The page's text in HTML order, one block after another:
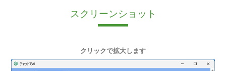
スクリーンショット
クリックで拡大します